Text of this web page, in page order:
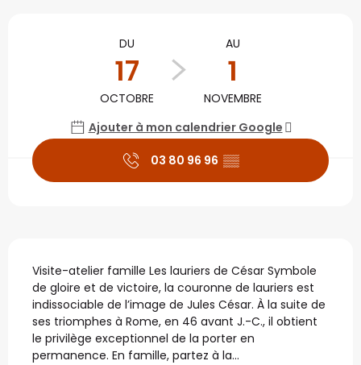
Ouverture et
DU
17
OCTOBRE
AU
1
NOVEMBRE
Ajouter à mon calendrier Google
03 80 96 96 ▒▒
Description
Visite-atelier famille Les lauriers de César Symbole
de gloire et de victoire, la couronne de lauriers est
indissociable de l’image de Jules César. À la suite de
ses triomphes à Rome, en 46 avant J.-C., il obtient
le privilège exceptionnel de la porter en
permanence. En famille, partez à la...